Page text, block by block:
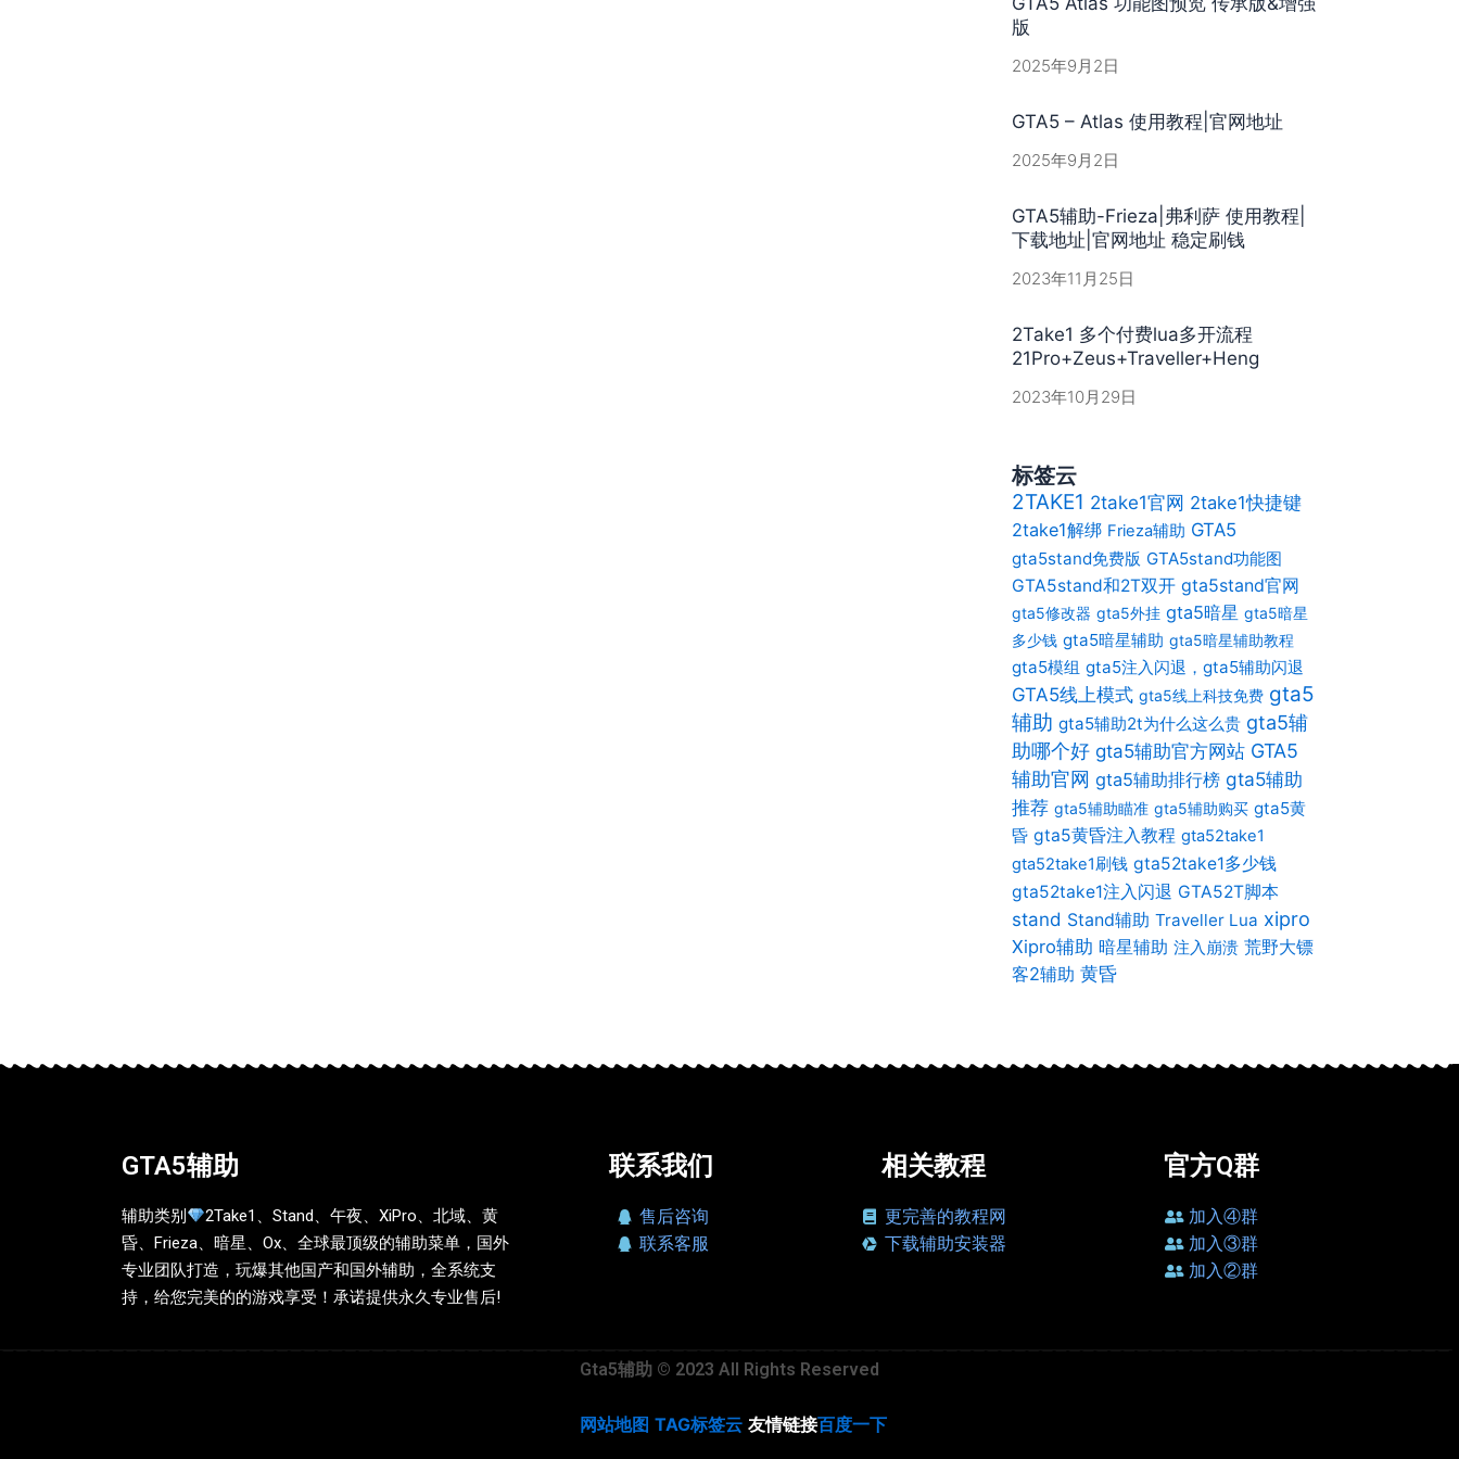
版
2025年9月2日
GTA5 – Atlas 使用教程|官网地址
2025年9月2日
GTA5辅助-Frieza|弗利萨 使用教程|
下载地址|官网地址 稳定刷钱
2023年11月25日
2Take1 多个付费lua多开流程
21Pro+Zeus+Traveller+Heng
2023年10月29日
标签云
2TAKE1 2take1官网 2take1快捷键
2take1解绑 Frieza辅助 GTA5
gta5stand免费版 GTA5stand功能图
GTA5stand和2T双开 gta5stand官网
gta5修改器 gta5外挂 gta5暗星 gta5暗星
多少钱 gta5暗星辅助 gta5暗星辅助教程
gta5模组 gta5注入闪退，gta5辅助闪退
GTA5线上模式 gta5线上科技免费 gta5
辅助 gta5辅助2t为什么这么贵 gta5辅
助哪个好 gta5辅助官方网站 GTA5
辅助官网 gta5辅助排行榜 gta5辅助
推荐 gta5辅助瞄准 gta5辅助购买 gta5黄
昏 gta5黄昏注入教程 gta52take1
gta52take1刷钱 gta52take1多少钱
gta52take1注入闪退 GTA52T脚本
stand Stand辅助 Traveller Lua xipro
Xipro辅助 暗星辅助 注入崩溃 荒野大镖
客2辅助 黄昏
GTA5辅助
辅助类别
2Take1、Stand、午夜、XiPro、北域、黄
昏、Frieza、暗星、Ox、全球最顶级的辅助菜单，国外
专业团队打造，玩爆其他国产和国外辅助，全系统支
持，给您完美的的游戏享受！承诺提供永久专业售后!
联系我们
售后咨询
联系客服
相关教程
更完善的教程网
下载辅助安装器
官方Q群
加入④群
加入③群
加入②群
Gta5辅助 © 2023 All Rights Reserved
网站地图 TAG标签云 友情链接百度一下